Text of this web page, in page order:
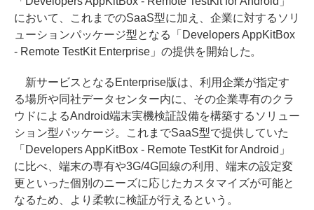
において、これまでのSaaS型に加え、企業に対するソリ
ューションパッケージ型となる「Developers AppKitBox
- Remote TestKit Enterprise」の提供を開始した。
新サービスとなるEnterprise版は、利用企業が指定す
る場所や同社データセンター内に、その企業専有のクラ
ウドによるAndroid端末実機検証設備を構築するソリュー
ション型パッケージ。これまでSaaS型で提供していた
「Developers AppKitBox - Remote TestKit for Android」
に比べ、端末の専有や3G/4G回線の利用、端末の設定変
更といった個別のニーズに応じたカスタマイズが可能と
なるため、より柔軟に検証が行えるという。